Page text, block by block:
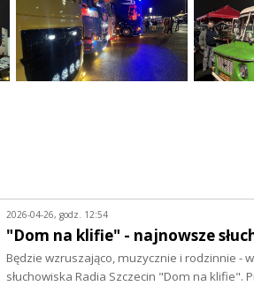
2026-04-26, godz. 12:54
"Dom na klifie" - najnowsze
Będzie wzruszająco, muzycznie i rodzinnie -
słuchowiska Radia Szczecin "Dom na klifie".